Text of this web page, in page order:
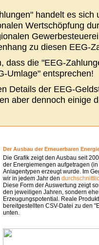
handelt es sich
Wertschöpfung
zu diesen EEG-
dass die "EEG-
Umlage" entsprechen!
Details der EEG-
aber dennoch einige
Der Ausbau der Erneuerbaren
Die Grafik zeigt den Ausbau seit
der Energiemengen aufgetragen
Anlagentypen erzeugt wurde. Im
wir in jedem Jahr den
Diese Form der Auswertung zeigt
den jeweiligen Jahren, sondern
Erzeugungspotential. Reale
bereitgestellten CSV-Datei zu den
unten.